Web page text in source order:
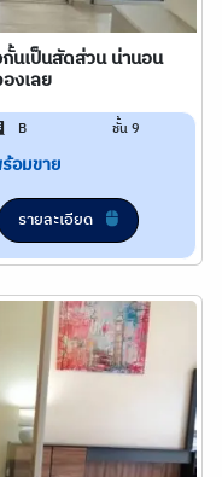
นเป็นสัดส่วน น่านอน
งเลย
B ชั้น 9
อมขาย
รายละเอียด